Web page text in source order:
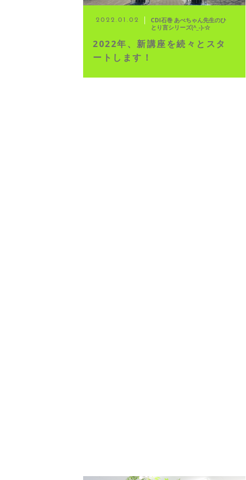
◇ Youtubeチャンネル・ライブ配信
◇ よくある質問
◇ お客様の声
2022.01.02
CDI石巻 あべちゃん先生のひ
とり言シリーズ(^_-)-☆
2022年、新講座を続々とスタ
ートします！